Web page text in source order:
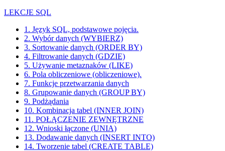
LEKCJE SQL
1. Język SQL, podstawowe pojęcia.
2. Wybór danych (WYBIERZ)
3. Sortowanie danych (ORDER BY)
4. Filtrowanie danych (GDZIE)
5. Używanie metaznaków (LIKE)
6. Pola obliczeniowe (obliczeniowe).
7. Funkcje przetwarzania danych
8. Grupowanie danych (GROUP BY)
9. Podżądania
10. Kombinacja tabel (INNER JOIN)
11. POŁĄCZENIE ZEWNĘTRZNE
12. Wnioski łączone (UNIA)
13. Dodawanie danych (INSERT INTO)
14. Tworzenie tabel (CREATE TABLE)